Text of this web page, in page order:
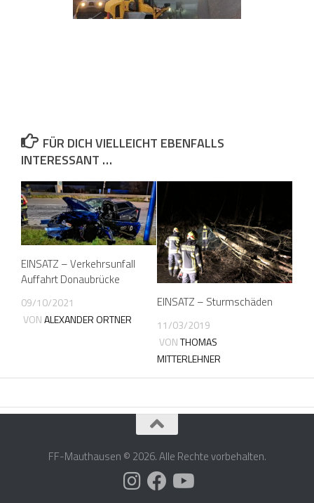
FÜR DICH VIELLEICHT EBENFALLS
INTERESSANT …
EINSATZ – Verkehrsunfall
Auffahrt Donaubrücke
09/10/2021
VONALEXANDER ORTNER
EINSATZ – Sturmschäden
11/03/2019
VONTHOMAS
MITTERLEHNER
FF-Mauthausen © 2026. Alle Rechte vorbehalten.